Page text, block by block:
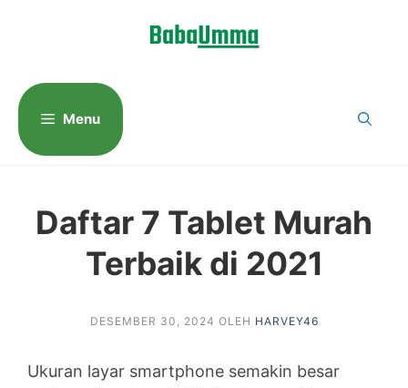
Menu
Daftar 7 Tablet Murah
Terbaik di 2021
DESEMBER 30, 2024 OLEH HARVEY46
Ukuran layar smartphone semakin besar